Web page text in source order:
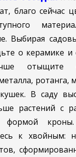
благо сейчас
Выбирая
о керамике и
отыщите
ротанга,
В саду
растений с
кроны.
к хвойным: